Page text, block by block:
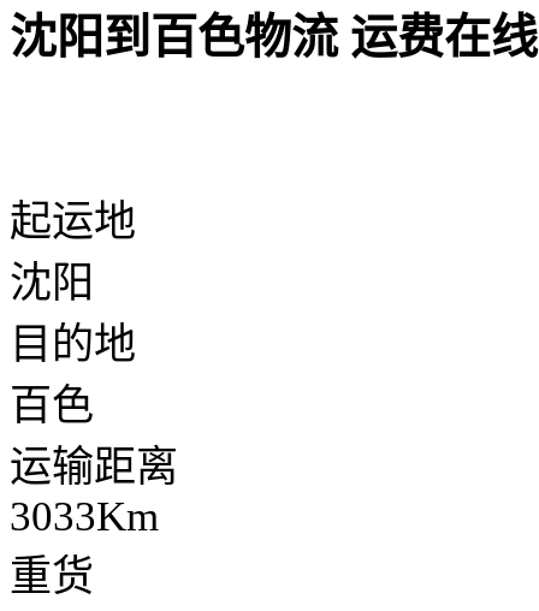
沈阳到百色物流 运费在
起运地
沈阳
目的地
百色
运输距离
3033Km
重货